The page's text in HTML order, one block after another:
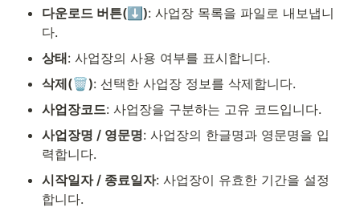
다운로드 버튼(⬇️): 사업장 목록을 파일로 내보냅니
다.
상태: 사업장의 사용 여부를 표시합니다.
삭제(🗑): 선택한 사업장 정보를 삭제합니다.
사업장코드: 사업장을 구분하는 고유 코드입니다.
사업장명 / 영문명: 사업장의 한글명과 영문명을 입
력합니다.
시작일자 / 종료일자: 사업장이 유효한 기간을 설정
합니다.